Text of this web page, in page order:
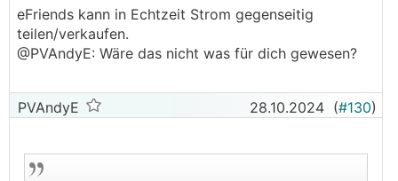
eFriends kann in Echtzeit Strom gegenseitig
teilen/verkaufen.
@PVAndyE: Wäre das nicht was für dich gewesen?
PVAndyE 28.10.2024 (#130)